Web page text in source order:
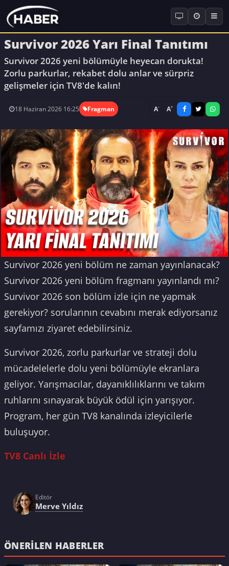
Survivor 2026 Yarı Final Tanıtımı
Survivor 2026 yeni bölümüyle heyecan dorukta!
Zorlu parkurlar, rekabet dolu anlar ve sürpriz
gelişmeler için TV8'de kalın!
18 Haziran 2026 16:25 Fragman A- A+
Survivor 2026 yeni bölüm ne zaman yayınlanacak?
Survivor 2026 yeni bölüm fragmanı yayınlandı mı?
Survivor 2026 son bölüm izle için ne yapmak
gerekiyor? sorularının cevabını merak ediyorsanız
sayfamızı ziyaret edebilirsiniz.
Survivor 2026, zorlu parkurlar ve strateji dolu
mücadelelerle dolu yeni bölümüyle ekranlara
geliyor. Yarışmacılar, dayanıklılıklarını ve takım
ruhlarını sınayarak büyük ödül için yarışıyor.
Program, her gün TV8 kanalında izleyicilerle
buluşuyor.
TV8 Canlı İzle
Editör
Merve Yıldız
ÖNERILEN HABERLER